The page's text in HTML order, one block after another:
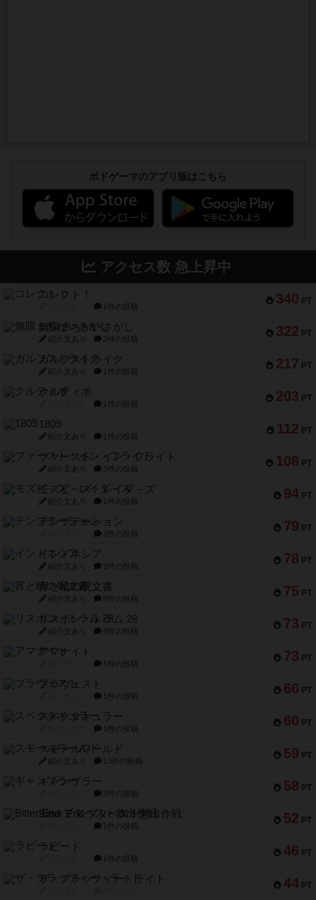
ボドゲーマのアプリ版はこちら
アクセス数 急上昇中
340 PT
コレクト！
1件の投稿
322 PT
無限まちがいさがし
紹介文あり 2件の投稿
217 PT
ガルフストライク
紹介文あり 1件の投稿
203 PT
クルティボ
1件の投稿
112 PT
1809
紹介文あり 1件の投稿
108 PT
ファースト・イン・フライト
紹介文あり 3件の投稿
94 PT
モズビ－ズ・レイダ－ズ
紹介文あり 1件の投稿
79 PT
テンプテーション
2件の投稿
78 PT
インドネシア
紹介文あり 2件の投稿
75 PT
宵と暁の呪文書
紹介文あり 8件の投稿
73 PT
リスボン・トラム 28
紹介文あり 9件の投稿
73 PT
アマナイト
1件の投稿
66 PT
ブラヴェスト
1件の投稿
60 PT
スペクタキュラー
1件の投稿
59 PT
スモールワールド
紹介文あり 13件の投稿
58 PT
ギャンブラー
2件の投稿
52 PT
Bitter End ブタペスト救出作戦
1件の投稿
46 PT
ラピード
1件の投稿
44 PT
ザ・フラッフィー・ライト